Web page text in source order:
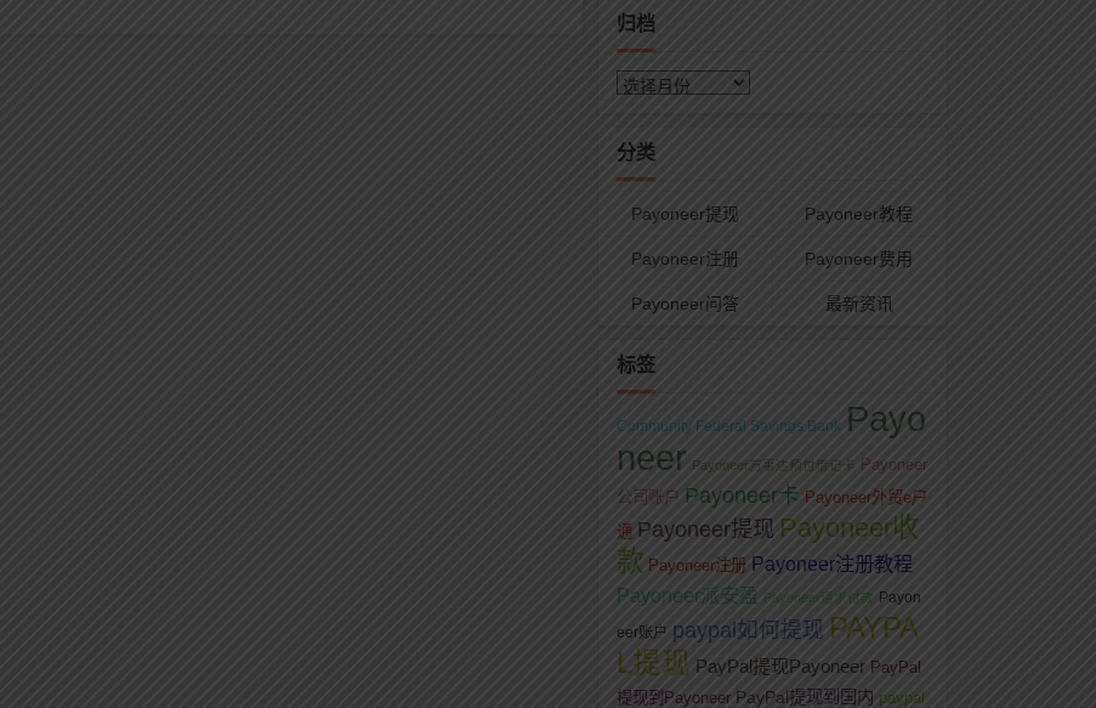
归档
分类
Payoneer提现 Payoneer教程
Payoneer注册 Payoneer费用
Payoneer问答 最新资讯
标签
Community Federal Savings Bank Payo
neer Payoneer万事达预付借记卡 Payoneer
公司账户 Payoneer卡 Payoneer外贸e户
通 Payoneer提现 Payoneer收
款 Payoneer注册 Payoneer注册教程
Payoneer派安盈 Payoneer请求付款 Payon
eer账户 paypal如何提现 PAYPA
L提现 PayPal提现Payoneer PayPal
提现到Payoneer PayPal提现到国内 paypal